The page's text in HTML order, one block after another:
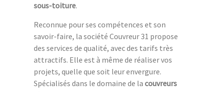
sous-toiture.
Reconnue pour ses compétences et son
savoir-faire, la société Couvreur 31 propose
des services de qualité, avec des tarifs très
attractifs. Elle est à même de réaliser vos
projets, quelle que soit leur envergure.
Spécialisés dans le domaine de la couvreurs